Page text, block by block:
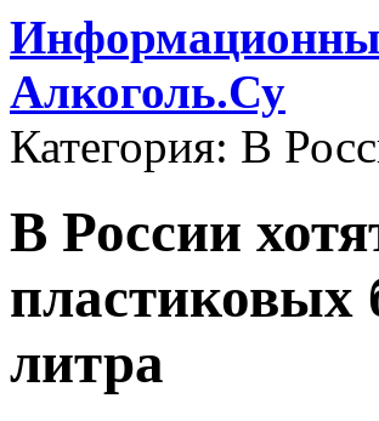
Алкоголь.Су
Категория: В
В России
пластиковых
литра